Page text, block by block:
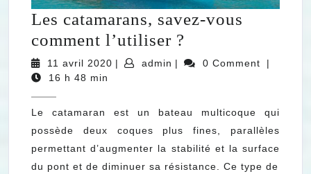
Les catamarans, savez-vous
comment l’utiliser ?
catamarans,
comment
l’utiliser
?
11 avril 2020 11| admin admin
| 0 Comment
|
16 h 48 min
Le catamaran est un bateau multicoque qui
possède deux coques plus fines, parallèles
permettant d’augmenter la stabilité et la surface
du pont et de diminuer sa résistance. Ce type de